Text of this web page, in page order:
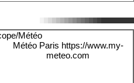
Météo Paris https://www.my-
meteo.com